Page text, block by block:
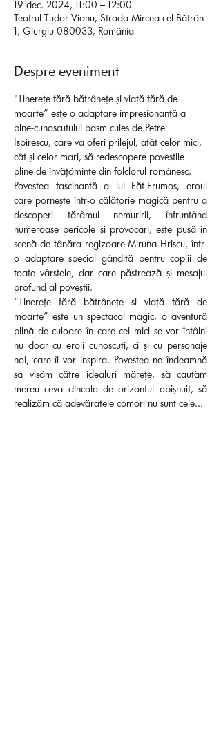
19 dec. 2024, 11:00 – 12:00
Teatrul Tudor Vianu, Strada Mircea cel Bătrân
1, Giurgiu 080033, România
Despre eveniment
"Tinerețe fără bătrânețe și viață fără de
moarte” este o adaptare impresionantă a
bine-cunoscutului basm cules de Petre
Ispirescu, care va oferi prilejul, atât celor mici,
cât și celor mari, să redescopere poveștile
pline de învățăminte din folclorul românesc.
Povestea fascinantă a lui Făt-Frumos, eroul
care pornește într-o călătorie magică pentru a
descoperi tărâmul nemuririi, înfruntând
numeroase pericole și provocări, este pusă în
scenă de tânăra regizoare Miruna Hriscu, într-
o adaptare special gândită pentru copiii de
toate vârstele, dar care păstrează și mesajul
profund al poveștii.
“Tinerețe fără bătrânețe și viață fără de
moarte” este un spectacol magic, o aventură
plină de culoare în care cei mici se vor întâlni
nu doar cu eroii cunoscuți, ci și cu personaje
noi, care îi vor inspira. Povestea ne îndeamnă
să visăm către idealuri mărețe, să cautăm
mereu ceva dincolo de orizontul obișnuit, să
realizăm că adevăratele comori nu sunt cele…